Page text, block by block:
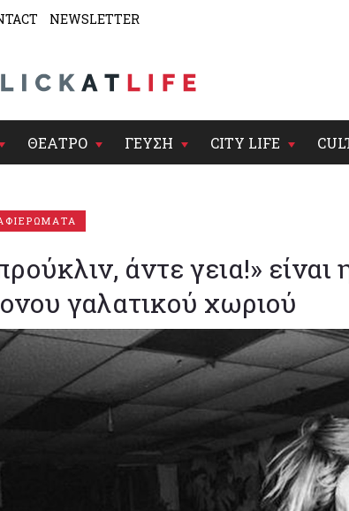
NEWSLETTER
ΘΕΑΤΡΟ ΓΕΥΣΗ CITY LIFE
άντε γεια!» είναι
γαλατικού χωριού